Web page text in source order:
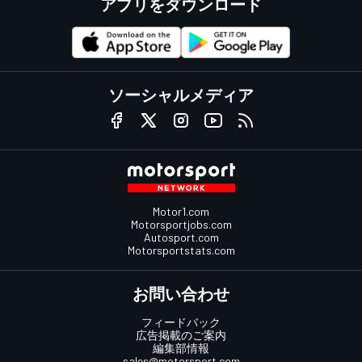
ソーシャルメディア
Motor1.com
Motorsportjobs.com
Autosport.com
Motorsportstats.com
お問い合わせ
フィードバック
広告掲載のご案内
編集部情報